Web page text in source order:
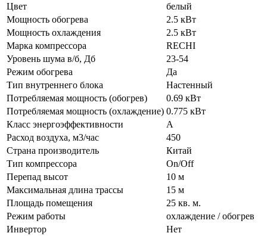
Цвет
белый
Мощность обогрева
2.5 кВт
Мощность охлаждения
2.5 кВт
Марка компрессора
RECHI
Уровень шума в/б, Дб
23-54
Режим обогрева
Да
Тип внутреннего блока
Настенный
Потребляемая мощность (обогрев)
0.69 кВт
Потребляемая мощность (охлаждение) 0.775 кВт
Класс энергоэффективности
A
Расход воздуха, м3/час
450
Страна производитель
Китай
Тип компрессора
On/Off
Перепад высот
10 м
Максимальная длина трассы
15 м
Площадь помещения
25 кв. м.
Режим работы
охлаждение / обогрев
Инвертор
Нет